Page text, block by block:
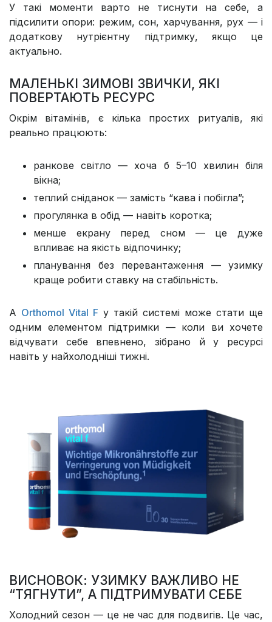
У такі моменти варто не тиснути на себе, а
підсилити опори: режим, сон, харчування, рух — і
додаткову нутрієнтну підтримку, якщо це
актуально.
МАЛЕНЬКІ ЗИМОВІ ЗВИЧКИ, ЯКІ
ПОВЕРТАЮТЬ РЕСУРС
Окрім вітамінів, є кілька простих ритуалів, які
реально працюють:
ранкове світло — хоча б 5–10 хвилин біля
вікна;
теплий сніданок — замість “кава і побігла”;
прогулянка в обід — навіть коротка;
менше екрану перед сном — це дуже
впливає на якість відпочинку;
планування без перевантаження — узимку
краще робити ставку на стабільність.
А Orthomol Vital F у такій системі може стати ще
одним елементом підтримки — коли ви хочете
відчувати себе впевнено, зібрано й у ресурсі
навіть у найхолодніші тижні.
ВИСНОВОК: УЗИМКУ ВАЖЛИВО НЕ
“ТЯГНУТИ”, А ПІДТРИМУВАТИ СЕБЕ
Холодний сезон — це не час для подвигів. Це час,